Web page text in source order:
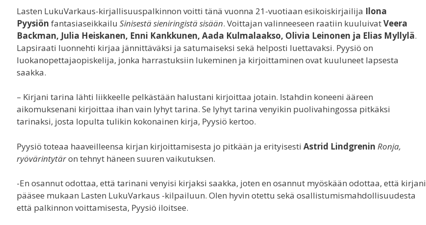
Lasten LukuVarkaus-kirjallisuuspalkinnon voitti tänä vuonna 21-vuotiaan esikoiskirjailija Ilona
Pyysiön fantasiaseikkailu Sinisestä sieniringistä sisään. Voittajan valinneeseen raatiin kuuluivatVeera
Backman, Julia Heiskanen, Enni Kankkunen, Aada Kulmalaakso, Olivia Leinonen ja Elias Myllylä.
Lapsiraati luonnehti kirjaa jännittäväksi ja satumaiseksi sekä helposti luettavaksi. Pyysiö on
luokanopettajaopiskelija, jonka harrastuksiin lukeminen ja kirjoittaminen ovat kuuluneet lapsesta
saakka.
– Kirjani tarina lähti liikkeelle pelkästään halustani kirjoittaa jotain. Istahdin koneeni ääreen
aikomuksenani kirjoittaa ihan vain lyhyt tarina. Se lyhyt tarina venyikin puolivahingossa pitkäksi
tarinaksi, josta lopulta tulikin kokonainen kirja, Pyysiö kertoo.
Pyysiö toteaa haaveilleensa kirjan kirjoittamisesta jo pitkään ja erityisesti Astrid Lindgrenin Ronja,
ryövärintytäron tehnyt häneen suuren vaikutuksen.
-En osannut odottaa, että tarinani venyisi kirjaksi saakka, joten en osannut myöskään odottaa, että kirjani
pääsee mukaan Lasten LukuVarkaus -kilpailuun. Olen hyvin otettu sekä osallistumismahdollisuudesta
että palkinnon voittamisesta, Pyysiö iloitsee.